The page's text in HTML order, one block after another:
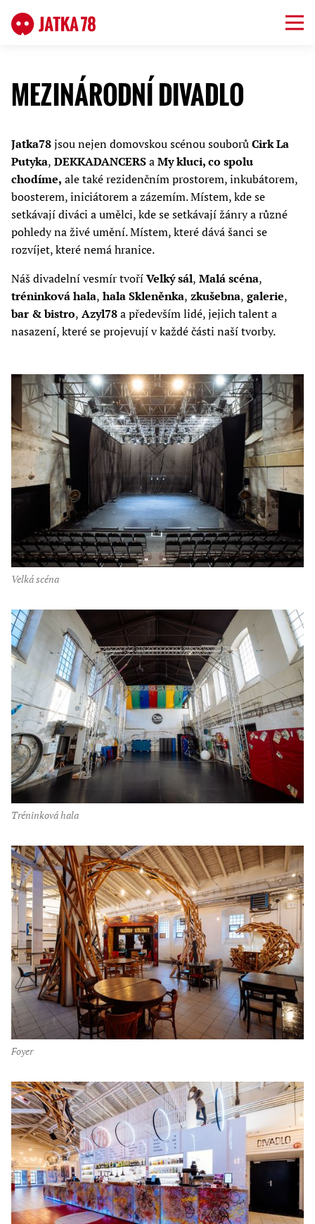
MEZINÁRODNÍ DIVADLO
Jatka78jsou nejen domovskou scénou souborůCirk La
Putyka, DEKKADANCERSaMy kluci, co spolu
chodíme, ale také rezidenčním prostorem, inkubátorem,
boosterem, iniciátorem a zázemím. Místem, kde se
setkávají diváci a umělci, kde se setkávají žánry a různé
pohledy na živé umění. Místem, které dává šanci se
rozvíjet, které nemá hranice.
Náš divadelní vesmír tvoříVelký sál, Malá scéna,
tréninková hala, hala Skleněnka, zkušebna, galerie,
bar & bistro, Azyl78a především lidé, jejich talent a
nasazení, které se projevují v každé části naší tvorby.
velká scéna
tréninková hala
foyer